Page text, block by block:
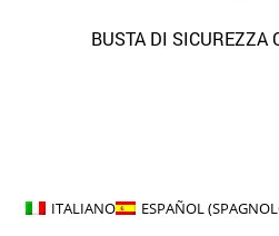
BUSTA DI SICUREZZA
ITALIANO ESPAÑOL (